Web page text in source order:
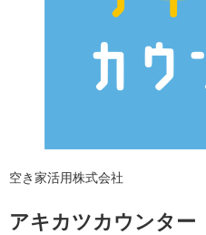
空き家活用株式会社
アキカツカウンター